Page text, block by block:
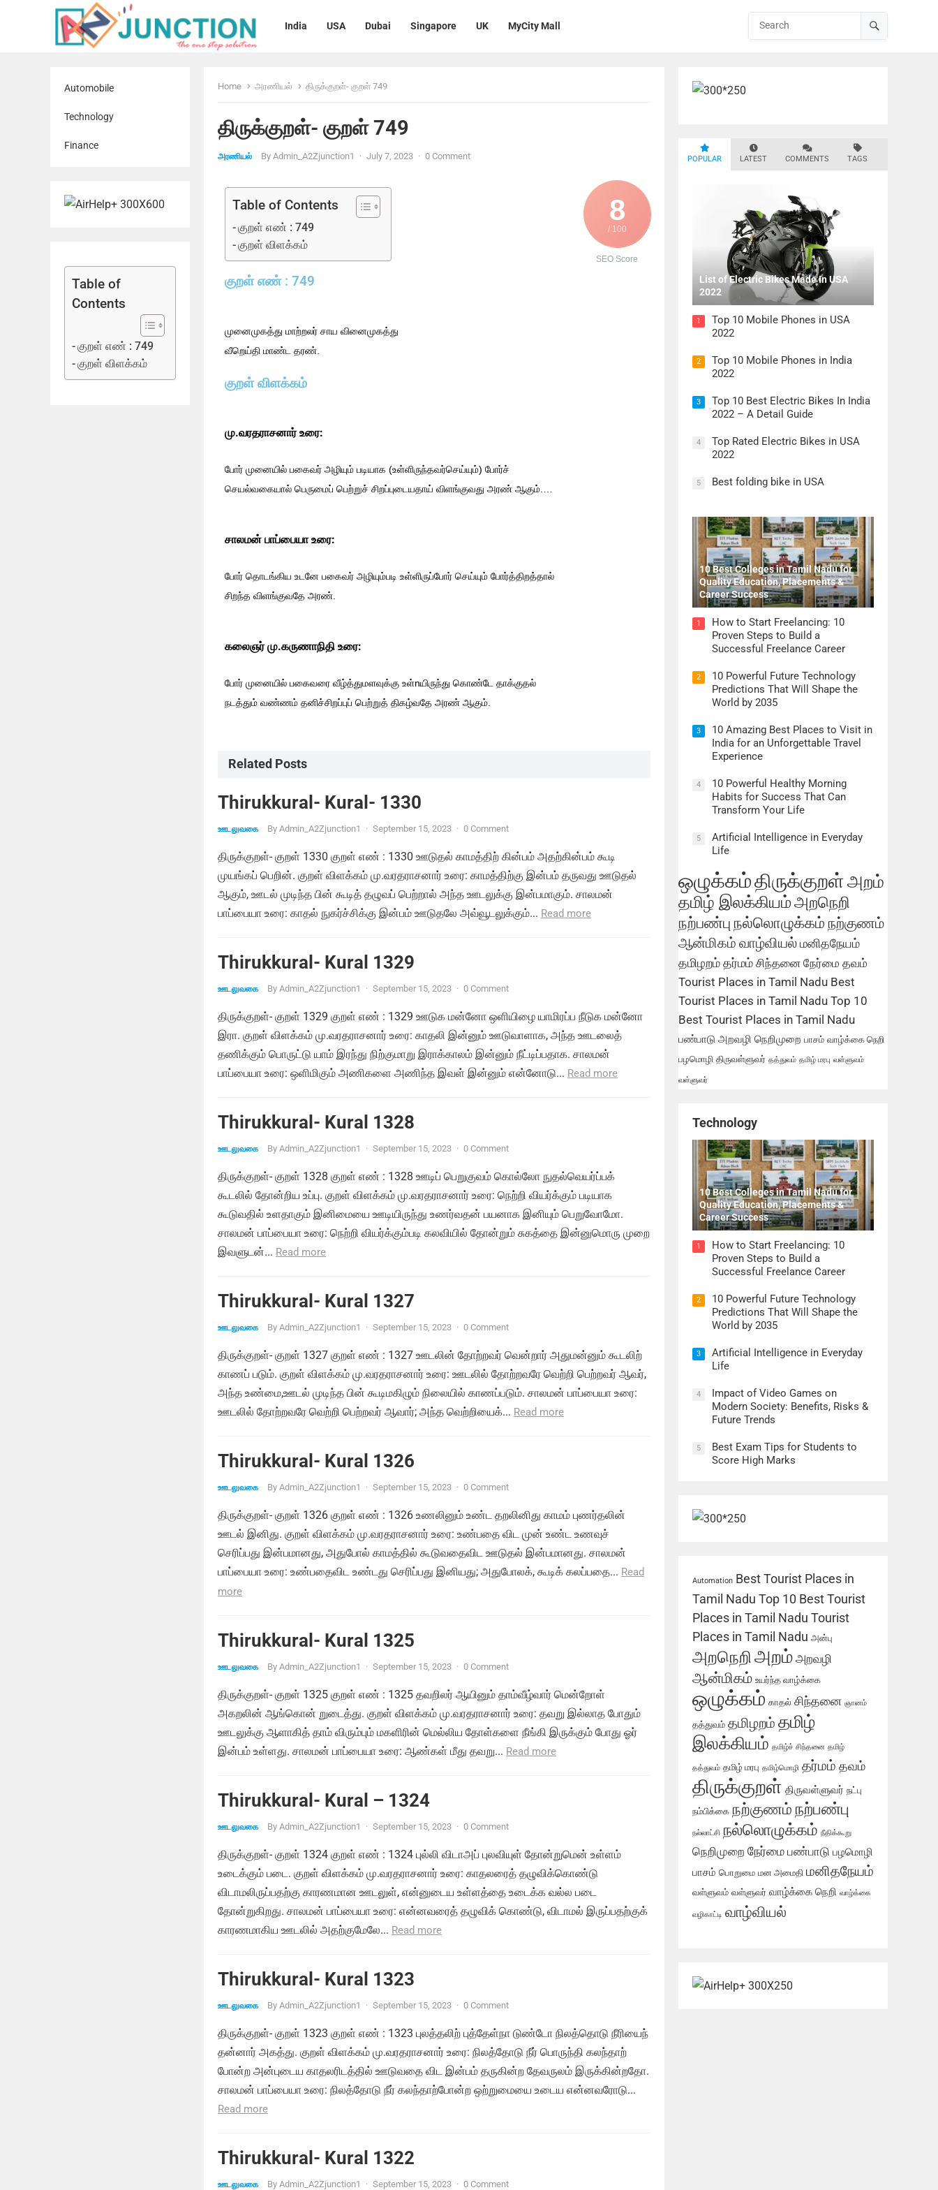
India USA Dubai Singapore UK MyCity Mall
Automobile
Technology
Finance
Table of
Contents
குறள் எண் : 749
குறள் விளக்கம்
Home அரணியல் திருக்குறள்- குறள் 749
திருக்குறள்- குறள் 749
அரணியல் By Admin_A2Zjunction1 · July 7, 2023 · 0 Comment
8
/ 100
SEO Score
Table of Contents
குறள் எண் : 749
குறள் விளக்கம்
குறள் எண் : 749
முனைமுகத்து மாற்றலர் சாய வினைமுகத்து
வீறெய்தி மாண்ட தரண்.
குறள் விளக்கம்
மு.வரதராசனார் உரை:
போர் முனையில் பகைவர் அழியும் படியாக (உள்ளிருந்தவர்செய்யும்) போர்ச்
செயல்வகையால் பெருமைப் பெற்றுச் சிறப்புடையதாய் விளங்குவது அரண் ஆகும்
சாலமன் பாப்பையா உரை:
போர் தொடங்கிய உடனே பகைவர் அழியும்படி உள்ளிருப்போர் செய்யும் போர்த்திறத்தால்
சிறந்த விளங்குவதே அரண்.
கலைஞர் மு.கருணாநிதி உரை:
போர் முனையில் பகைவரை வீழ்த்துமளவுக்கு உள்nயிருந்து கொண்டே தாக்குதல்
நடத்தும் வண்ணம் தனிச்சிறப்புப் பெற்றுத் திகழ்வதே அரண் ஆகும்.
Related Posts
Thirukkural- Kural- 1330
ஊடலுவகை By Admin_A2Zjunction1 · September 15, 2023 · 0 Comment
திருக்குறள்- குறள் 1330 குறள் எண் : 1330 ஊடுதல் காமத்திற் கின்பம் அதற்கின்பம் கூடி
முயங்கப் பெறின். குறள் விளக்கம் மு.வரதராசனார் உரை: காமத்திற்கு இன்பம் தருவது ஊடுதல்
ஆகும், ஊடல் முடிந்த பின் கூடித் தழுவப் பெற்றால் அந்த ஊடலுக்கு இன்பமாகும். சாலமன்
பாப்பையா உரை: காதல் நுகர்ச்சிக்கு இன்பம் ஊடுதலே அவ்வூடலுக்கும்... Read more
Thirukkural- Kural 1329
ஊடலுவகை By Admin_A2Zjunction1 · September 15, 2023 · 0 Comment
திருக்குறள்- குறள் 1329 குறள் எண் : 1329 ஊடுக மன்னோ ஒளியிழை யாமிரப்ப நீடுக மன்னோ
இரா. குறள் விளக்கம் மு.வரதராசனார் உரை: காதலி இன்னும் ஊடுவாளாக, அந்த ஊடலைத்
தணிக்கும் பொருட்டு யாம் இரந்து நிற்குமாறு இராக்காலம் இன்னும் நீட்டிப்பதாக. சாலமன்
பாப்பையா உரை: ஒளிமிகும் அணிகளை அணிந்த இவள் இன்னும் என்னோடு... Read more
Thirukkural- Kural 1328
ஊடலுவகை By Admin_A2Zjunction1 · September 15, 2023 · 0 Comment
திருக்குறள்- குறள் 1328 குறள் எண் : 1328 ஊடிப் பெறுகுவம் கொல்லோ நுதல்வெயர்ப்பக்
கூடலில் தோன்றிய உப்பு. குறள் விளக்கம் மு.வரதராசனார் உரை: நெற்றி வியர்க்கும் படியாக
கூடுவதில் உளதாகும் இனிமையை ஊடியிருந்து உணர்வதன் பயனாக இனியும் பெறுவோமோ.
சாலமன் பாப்பையா உரை: நெற்றி வியர்க்கும்படி கலவியில் தோன்றும் சுகத்தை இன்னுமொரு முறை
இவளுடன்... Read more
Thirukkural- Kural 1327
ஊடலுவகை By Admin_A2Zjunction1 · September 15, 2023 · 0 Comment
திருக்குறள்- குறள் 1327 குறள் எண் : 1327 ஊடலின் தோற்றவர் வென்றார் அதுமன்னும் கூடலிற்
காணப் படும். குறள் விளக்கம் மு.வரதராசனார் உரை: ஊடலில் தோற்றவரே வெற்றி பெற்றவர் ஆவர்,
அந்த உண்மை,ஊடல் முடிந்த பின் கூடிமகிழும் நிலையில் காணப்படும். சாலமன் பாப்பையா உரை:
ஊடலில் தோற்றவரே வெற்றி பெற்றவர் ஆவார்; அந்த வெற்றியைக்... Read more
Thirukkural- Kural 1326
ஊடலுவகை By Admin_A2Zjunction1 · September 15, 2023 · 0 Comment
திருக்குறள்- குறள் 1326 குறள் எண் : 1326 உணலினும் உண்ட தறலினிது காமம் புணர்தலின்
ஊடல் இனிது. குறள் விளக்கம் மு.வரதராசனார் உரை: உண்பதை விட முன் உண்ட உணவுச்
செரிப்பது இன்பமானது, அதுபோல் காமத்தில் கூடுவதைவிட ஊடுதல் இன்பமானது. சாலமன்
பாப்பையா உரை: உண்பதைவிட உண்டது செரிப்பது இனியது; அதுபோலக், கூடிக் கலப்பதை... Read
more
Thirukkural- Kural 1325
ஊடலுவகை By Admin_A2Zjunction1 · September 15, 2023 · 0 Comment
திருக்குறள்- குறள் 1325 குறள் எண் : 1325 தவறிலர் ஆயினும் தாம்வீழ்வார் மென்றோள்
அகறலின் ஆங்கொன் றுடைத்து. குறள் விளக்கம் மு.வரதராசனார் உரை: தவறு இல்லாத போதும்
ஊடலுக்கு ஆளாகித் தாம் விரும்பும் மகளிரின் மெல்லிய தோள்களை நீங்கி இருக்கும் போது ஓர்
இன்பம் உள்ளது. சாலமன் பாப்பையா உரை: ஆண்கள் மீது தவறு... Read more
Thirukkural- Kural – 1324
ஊடலுவகை By Admin_A2Zjunction1 · September 15, 2023 · 0 Comment
திருக்குறள்- குறள் 1324 குறள் எண் : 1324 புல்லி விடாஅப் புலவியுள் தோன்றுமென் உள்ளம்
உடைக்கும் படை. குறள் விளக்கம் மு.வரதராசனார் உரை: காதலரைத் தழுவிக்கொண்டு
விடாமலிருப்பதற்கு காரணமான ஊடலுள், என்னுடைய உள்ளத்தை உடைக்க வல்ல படை
தோன்றுகிறது. சாலமன் பாப்பையா உரை: என்னவரைத் தழுவிக் கொண்டு, விடாமல் இருப்பதற்குக்
காரணமாகிய ஊடலில் அதற்குமேலே... Read more
Thirukkural- Kural 1323
ஊடலுவகை By Admin_A2Zjunction1 · September 15, 2023 · 0 Comment
திருக்குறள்- குறள் 1323 குறள் எண் : 1323 புலத்தலிற் புத்தேள்நா டுண்டோ நிலத்தொடு நீரியைந்
தன்னார் அகத்து. குறள் விளக்கம் மு.வரதராசனார் உரை: நிலத்தோடு நீர் பொருந்தி கலந்தாற்
போன்ற அன்புடைய காதலரிடத்தில் ஊடுவதை விட இன்பம் தருகின்ற தேவருலம் இருக்கின்றதோ.
சாலமன் பாப்பையா உரை: நிலத்தோடு நீர் கலந்தாற்போன்ற ஒற்றுமையை உடைய என்னவரோடு...
Read more
Thirukkural- Kural 1322
ஊடலுவகை By Admin_A2Zjunction1 · September 15, 2023 · 0 Comment
POPULAR LATEST COMMENTS TAGS
List of Electric Bikes Made In USA
2022
1
Top 10 Mobile Phones in USA
2022
2
Top 10 Mobile Phones in India
2022
3
Top 10 Best Electric Bikes In India
2022 – A Detail Guide
4
Top Rated Electric Bikes in USA
2022
5 Best folding bike in USA
10 Best Colleges in Tamil Nadu for
Quality Education, Placements &
Career Success
1
How to Start Freelancing: 10
Proven Steps to Build a
Successful Freelance Career
2
10 Powerful Future Technology
Predictions That Will Shape the
World by 2035
3
10 Amazing Best Places to Visit in
India for an Unforgettable Travel
Experience
4
10 Powerful Healthy Morning
Habits for Success That Can
Transform Your Life
5
Artificial Intelligence in Everyday
Life
ஒழுக்கம்திருக்குறள்அறம்
தமிழ் இலக்கியம்அறநெறி
நற்பண்பு நல்லொழுக்கம் நற்குணம்
ஆன்மிகம் வாழ்வியல்மனிதநேயம்
தமிழறம்தர்மம் சிந்தனை நேர்மை தவம்
Tourist Places in Tamil Nadu Best
Tourist Places in Tamil Nadu Top 10
Best Tourist Places in Tamil Nadu
பண்பாடு அறவழி நெறிமுறை பாசம் வாழ்க்கை நெறி
பழமொழி திருவள்ளுவர் தத்துவம் தமிழ் மரபு வள்ளுவம்
வள்ளுவர்
Technology
10 Best Colleges in Tamil Nadu for
Quality Education, Placements &
Career Success
1
How to Start Freelancing: 10
Proven Steps to Build a
Successful Freelance Career
2
10 Powerful Future Technology
Predictions That Will Shape the
World by 2035
3
Artificial Intelligence in Everyday
Life
4
Impact of Video Games on
Modern Society: Benefits, Risks &
Future Trends
5
Best Exam Tips for Students to
Score High Marks
Automation Best Tourist Places in
Tamil Nadu Top 10 Best Tourist
Places in Tamil Nadu Tourist
Places in Tamil Nadu அன்பு
அறநெறிஅறம் அறவழி
ஆன்மிகம் உயர்ந்த வாழ்க்கை
ஒழுக்கம் காதல் சிந்தனை ஞானம்
தத்துவம் தமிழறம் தமிழ்
இலக்கியம் தமிழ்ச் சிந்தனை தமிழ்
தத்துவம் தமிழ் மரபு தமிழ்மொழி தர்மம் தவம்
திருக்குறள் திருவள்ளுவர் நட்பு
நம்பிக்கை நற்குணம் நற்பண்பு
நல்லாட்சி நல்லொழுக்கம் நீதிக்கூறு
நெறிமுறை நேர்மை பண்பாடு பழமொழி
பாசம் பொறுமை மன அமைதி மனிதநேயம்
வள்ளுவம் வள்ளுவர் வாழ்க்கை நெறி வாழ்க்கை
வழிகாட்டி வாழ்வியல்